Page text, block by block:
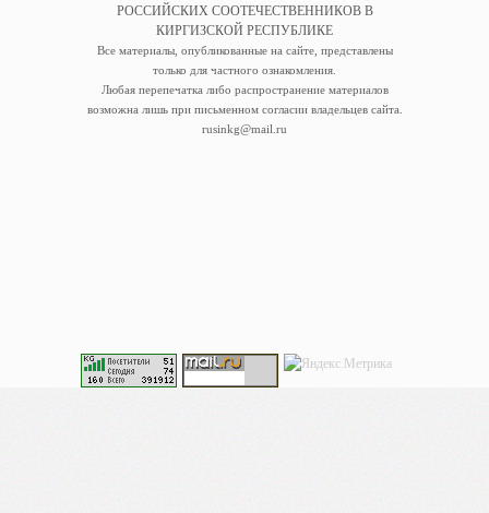
РОССИЙСКИХ СООТЕЧЕСТВЕННИКОВ В
КИРГИЗСКОЙ РЕСПУБЛИКЕ
Все материалы, опубликованные на сайте, представлены
только для частного ознакомления.
Любая перепечатка либо распространение материалов
возможна лишь при письменном согласии владельцев сайта.
rusinkg@mail.ru